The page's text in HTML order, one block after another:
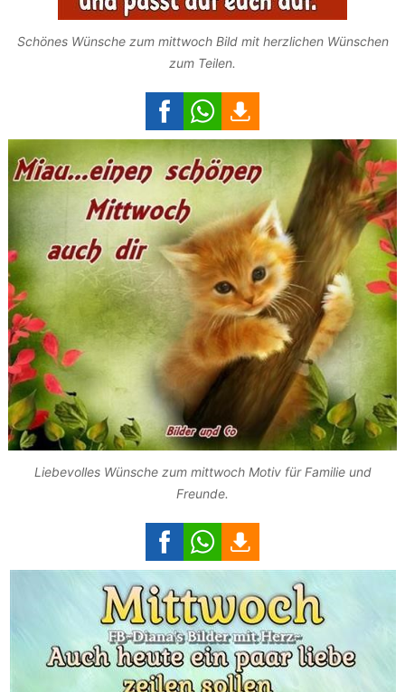
Schönes Wünsche zum mittwoch Bild mit herzlichen Wünschen
zum Teilen.
Liebevolles Wünsche zum mittwoch Motiv für Familie und
Freunde.